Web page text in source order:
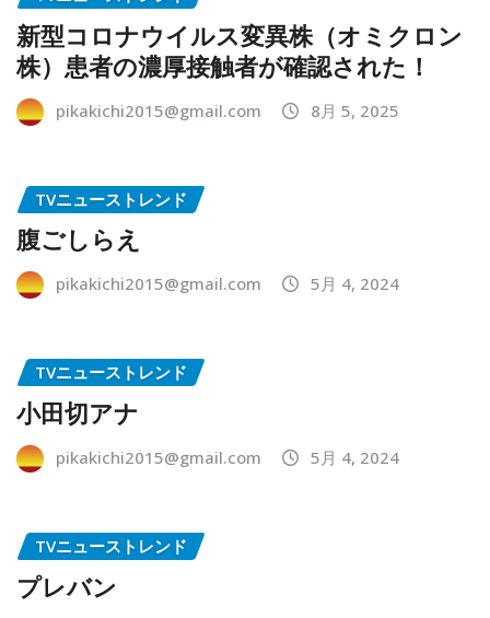
新型コロナウイルス変異株（オミクロン
株）患者の濃厚接触者が確認された！
pikakichi2015@gmail.com 8月 5, 2025
TVニューストレンド
腹ごしらえ
pikakichi2015@gmail.com 5月 4, 2024
TVニューストレンド
小田切アナ
pikakichi2015@gmail.com 5月 4, 2024
TVニューストレンド
プレバン